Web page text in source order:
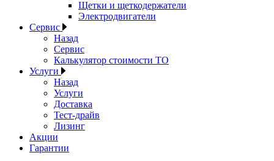
Щетки и щеткодержатели
Электродвигатели
Сервис
Назад
Сервис
Калькулятор стоимости ТО
Услуги
Назад
Услуги
Доставка
Тест-драйв
Лизинг
Акции
Гарантии